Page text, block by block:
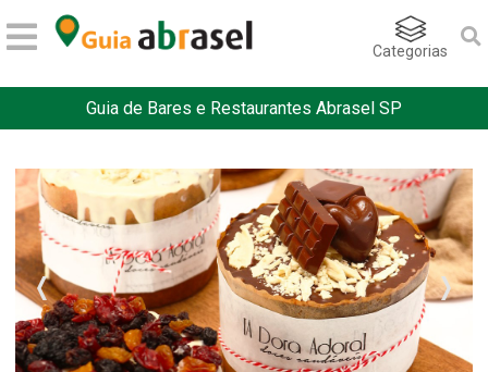
Categorias
Guia de Bares e Restaurantes Abrasel SP